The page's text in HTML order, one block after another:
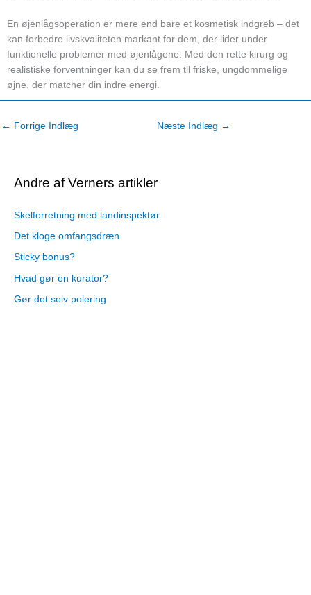
En øjenlågsoperation er mere end bare et kosmetisk indgreb – det
kan forbedre livskvaliteten markant for dem, der lider under
funktionelle problemer med øjenlågene. Med den rette kirurg og
realistiske forventninger kan du se frem til friske, ungdommelige
øjne, der matcher din indre energi.
← Forrige Indlæg Næste Indlæg →
Andre af Verners artikler
Skelforretning med landinspektør
Det kloge omfangsdræn
Sticky bonus?
Hvad gør en kurator?
Gør det selv polering